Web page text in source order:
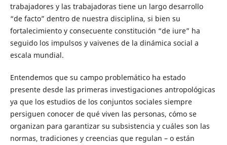
trabajadores y las trabajadoras tiene un largo desarrollo
“de facto” dentro de nuestra disciplina, si bien su
fortalecimiento y consecuente constitución “de iure” ha
seguido los impulsos y vaivenes de la dinámica social a
escala mundial.
Entendemos que su campo problemático ha estado
presente desde las primeras investigaciones antropológicas
ya que los estudios de los conjuntos sociales siempre
persiguen conocer de qué viven las personas, cómo se
organizan para garantizar su subsistencia y cuáles son las
normas, tradiciones y creencias que regulan – o están